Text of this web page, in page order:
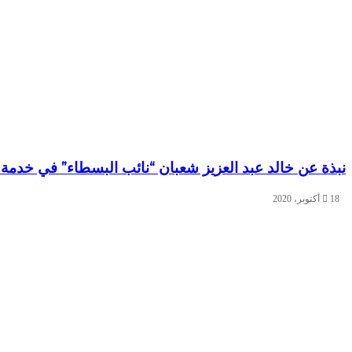
نبذة عن خالد عبد العزيز شعبان “نائب البسطاء” في خدمة
18 أكتوبر، 2020